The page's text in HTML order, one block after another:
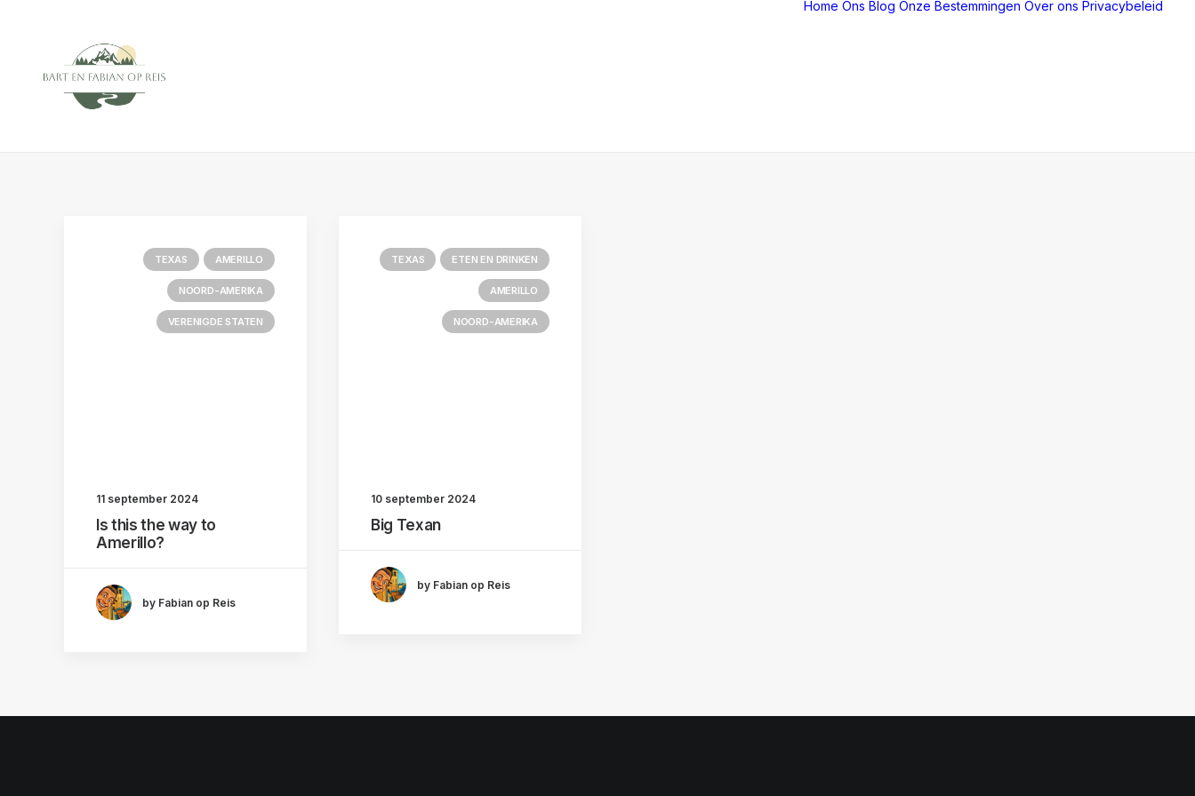
Home Ons Blog Onze Bestemmingen Over ons Privacybeleid
TEXAS AMERILLO
NOORD-AMERIKA
VERENIGDE STATEN
11 september 2024
Is this the way to
Amerillo?
by Fabian op Reis
TEXAS ETEN EN DRINKEN
AMERILLO
NOORD-AMERIKA
10 september 2024
Big Texan
by Fabian op Reis